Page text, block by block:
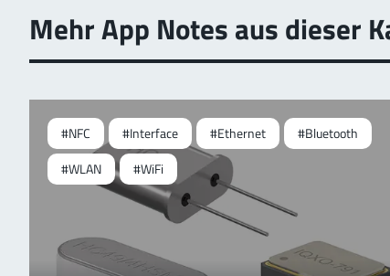
Mehr App Notes aus dieser
#NFC #Interface #Ethernet
#Bluetooth
#WLAN
#WiFi